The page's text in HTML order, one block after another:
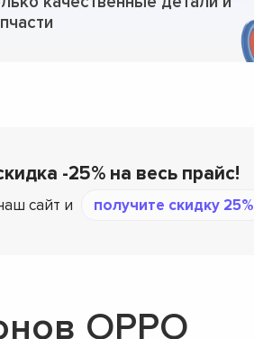
-25% на весь прайс!
сайт и получите скидку 25%
OPPO